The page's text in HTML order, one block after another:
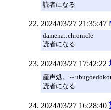
読者になる
2024/03/27 21:35:47
damena::chronicle
読者になる
2024/03/27 17:42:22
産声処。～
読者になる
2024/03/27 16:28:40